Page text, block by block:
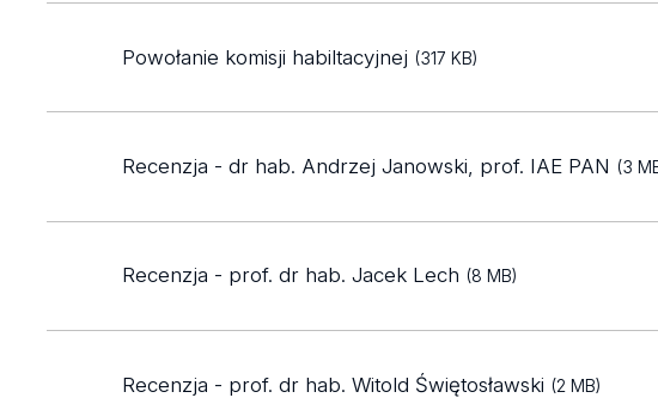
Powołanie komisji habiltacyjnej (317 KB)
Recenzja - dr hab. Andrzej Janowski, prof. IAE PAN (3
Recenzja - prof. dr hab. Jacek Lech (8 MB)
Recenzja - prof. dr hab. Witold Świętosławski (2 MB)